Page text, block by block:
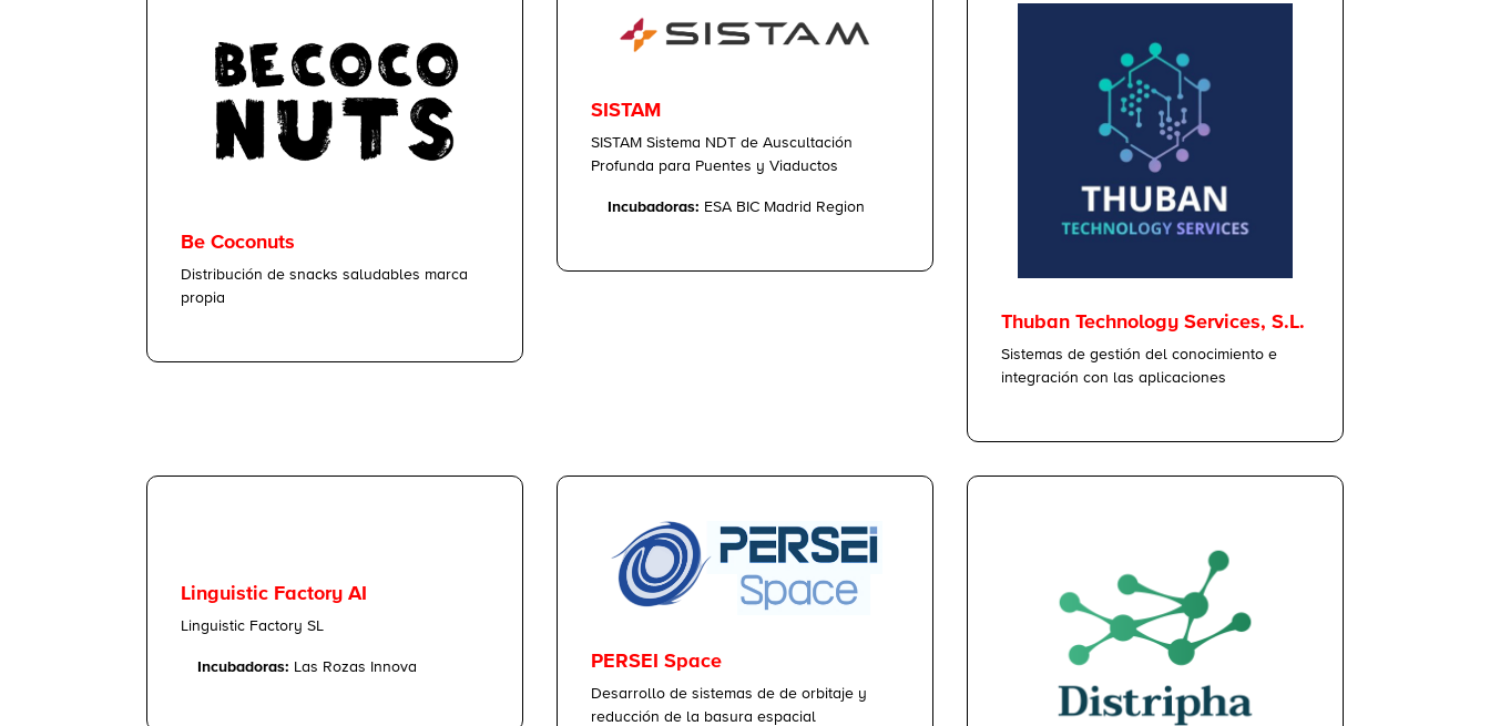
Be Coconuts
Distribución de snacks saludables marca
propia
SISTAM
SISTAM Sistema NDT de Auscultación
Profunda para Puentes y Viaductos
Incubadoras: ESA BIC Madrid Region
Thuban Technology Services, S.L.
Sistemas de gestión del conocimiento e
integración con las aplicaciones
Linguistic Factory AI
Linguistic Factory SL
Incubadoras: Las Rozas Innova PERSEI Space
Desarrollo de sistemas de de orbitaje y
reducción de la basura espacial